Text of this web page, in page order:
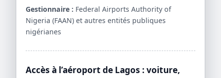
Gestionnaire : Federal Airports Authority of
Nigeria (FAAN) et autres entités publiques
nigérianes
Accès à l’aéroport de Lagos : voiture,